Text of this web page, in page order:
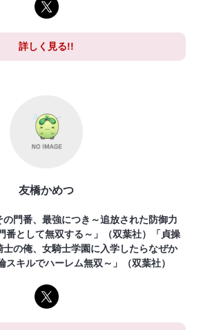
詳しく見る!!
友橋かめつ
門番、最強につき～追放された防御力
番として無双する～」（双葉社）「貞操
の俺、女騎士学園に入学したらなぜか
スキルでハーレム無双～」（双葉社）